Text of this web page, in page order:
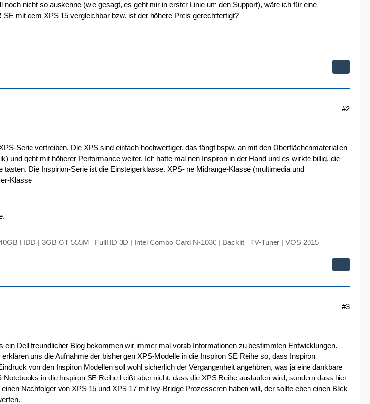
noch nicht so auskenne (wie gesagt, es geht mir in erster Linie um den Support), wäre ich für eine
mit dem XPS 15 vergleichbar bzw. ist der höhere Preis gerechtfertigt?
#2
Serie vertreiben. Die XPS sind einfach hochwertiger, das fängt bspw. an mit den Oberflächenmaterialien
und geht mit höherer Performance weiter. Ich hatte mal nen Inspiron in der Hand und es wirkte billig, die
tasten. Die Inspirion-Serie ist die Einsteigerklasse. XPS- ne Midrange-Klasse (multimedia und
Klasse
HDD | 3GB GT 555M | FullHD 3D | Intel Combo Card N-1030 | Backlit | TV-Tuner | VOS 2015
#3
ein Dell freundlicher Blog bekommen wir immer mal vorab Informationen zu bestimmten Entwicklungen.
uns die Aufnahme der bisherigen XPS-Modelle in die Inspiron SE Reihe so, dass Inspiron
von den Inspiron Modellen soll wohl sicherlich der Vergangenheit angehören, was ja eine dankbare
in die Inspiron SE Reihe heißt aber nicht, dass die XPS Reihe auslaufen wird, sondern dass hier
Nachfolger von XPS 15 und XPS 17 mit Ivy-Bridge Prozessoren haben will, der sollte eben einen Blick